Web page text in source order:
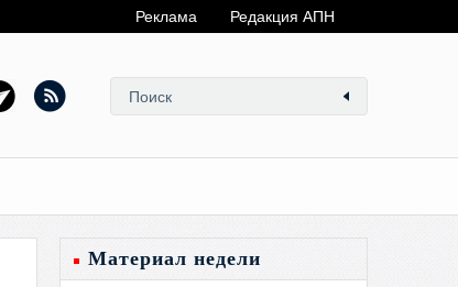
Реклама Редакция АПН
Материал недели